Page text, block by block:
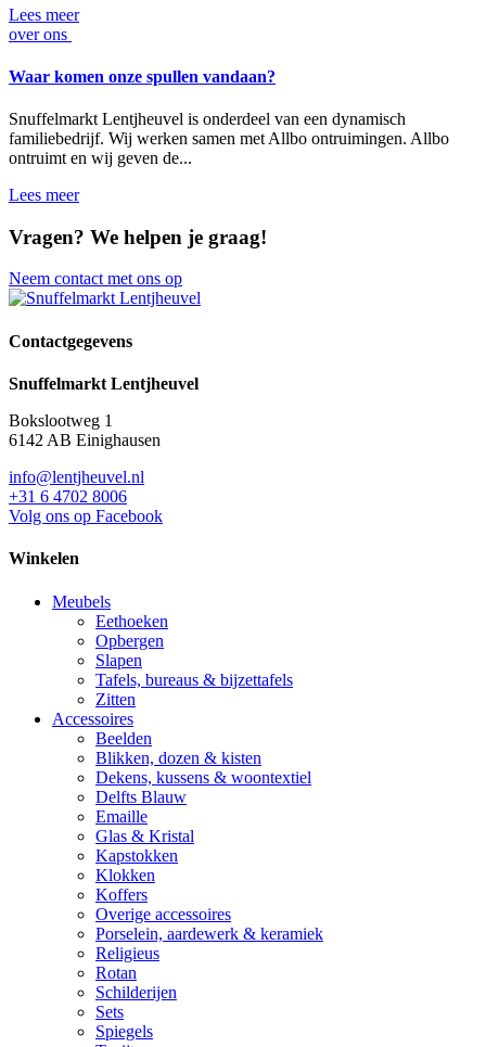
Lees meer
over ons
Waar komen onze spullen vandaan?
Snuffelmarkt Lentjheuvel is onderdeel van een dynamisch
familiebedrijf. Wij werken samen met Allbo ontruimingen. Allbo
ontruimt en wij geven de...
Lees meer
Vragen? We helpen je graag!
Neem contact met ons op
Contactgegevens
Snuffelmarkt Lentjheuvel
Bokslootweg 1
6142 AB Einighausen
info@lentjheuvel.nl
+31 6 4702 8006
Volg ons op Facebook
Winkelen
Meubels
Eethoeken
Opbergen
Slapen
Tafels, bureaus & bijzettafels
Zitten
Accessoires
Beelden
Blikken, dozen & kisten
Dekens, kussens & woontextiel
Delfts Blauw
Emaille
Glas & Kristal
Kapstokken
Klokken
Koffers
Overige accessoires
Porselein, aardewerk & keramiek
Religieus
Rotan
Schilderijen
Sets
Spiegels